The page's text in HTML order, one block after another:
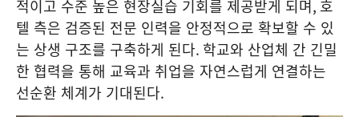
적이고 수준 높은 현장실습 기회를 제공받게 되며, 호
텔 측은 검증된 전문 인력을 안정적으로 확보할 수 있
는 상생 구조를 구축하게 된다. 학교와 산업체 간 긴밀
한 협력을 통해 교육과 취업을 자연스럽게 연결하는
선순환 체계가 기대된다.